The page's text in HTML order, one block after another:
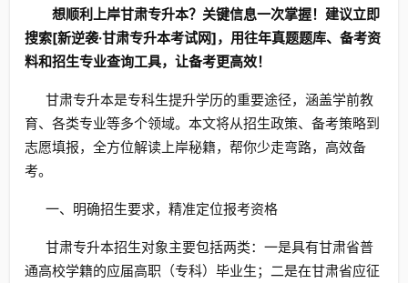
想顺利上岸甘肃专升本？关键信息一次掌握！建议立即
搜索[新逆袭·甘肃专升本考试网]，用往年真题题库、备考资
料和招生专业查询工具，让备考更高效！
甘肃专升本是专科生提升学历的重要途径，涵盖学前教
育、各类专业等多个领域。本文将从招生政策、备考策略到
志愿填报，全方位解读上岸秘籍，帮你少走弯路，高效备
考。
一、明确招生要求，精准定位报考资格
甘肃专升本招生对象主要包括两类：一是具有甘肃省普
通高校学籍的应届高职（专科）毕业生；二是在甘肃省应征